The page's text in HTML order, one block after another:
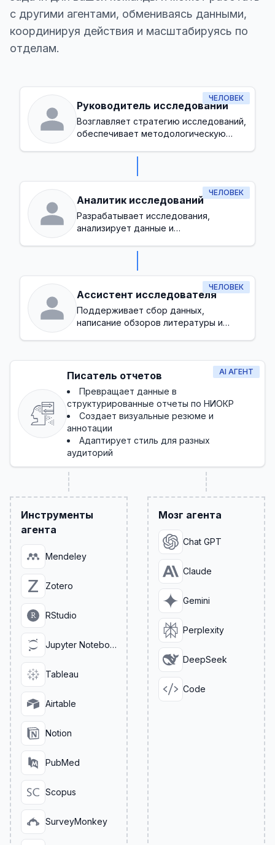
с другими агентами, обмениваясь данными,
координируя действия и масштабируясь по
отделам.
ЧЕЛОВЕК
Руководитель исследований
Возглавляет стратегию исследований,
обеспечивает методологическую
исследований с целями организации
ЧЕЛОВЕК
Аналитик исследований
Разрабатывает исследования,
анализирует данные и
принятия решений
ЧЕЛОВЕК
Ассистент исследователя
Поддерживает сбор данных,
написание обзоров литературы и
AI АГЕНТ
Писатель отчетов
Превращает данные в
структурированные отчеты по НИОКР
Создает визуальные резюме и
аннотации
Адаптирует стиль для разных
аудиторий
Инструменты
агента
Mendeley
Zotero
RStudio
Jupyter Notebook
Tableau
Airtable
Notion
PubMed
Scopus
SurveyMonkey
Мозг агента
Chat GPT
Claude
Gemini
Perplexity
DeepSeek
Code